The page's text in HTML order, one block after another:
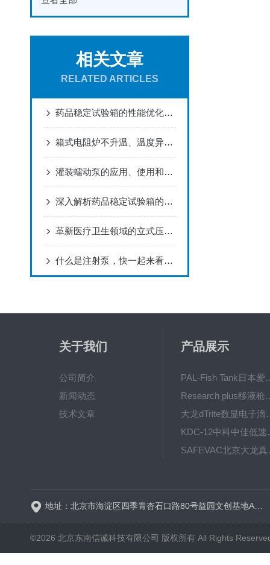
相关文章
RELATED ARTICLES
药品稳定试验箱的性能优化策略与实践
箱式电阻炉不升温、温度异常怎么办？
灌装蠕动泵的应用、使用和维护
深入解析药品稳定试验箱的技术原理与操作要点
革新医疗卫生领域的立式压力蒸汽灭菌器
什么是注射泵，快一起来看看吧
关于我们
公司简介
新闻动态
技术文章
产品展示
PAL-Fish Tank
Research plus
大龙dTrite
KDC-
©2026 北京东南信诚科技有限公司 版权所有 All Rights